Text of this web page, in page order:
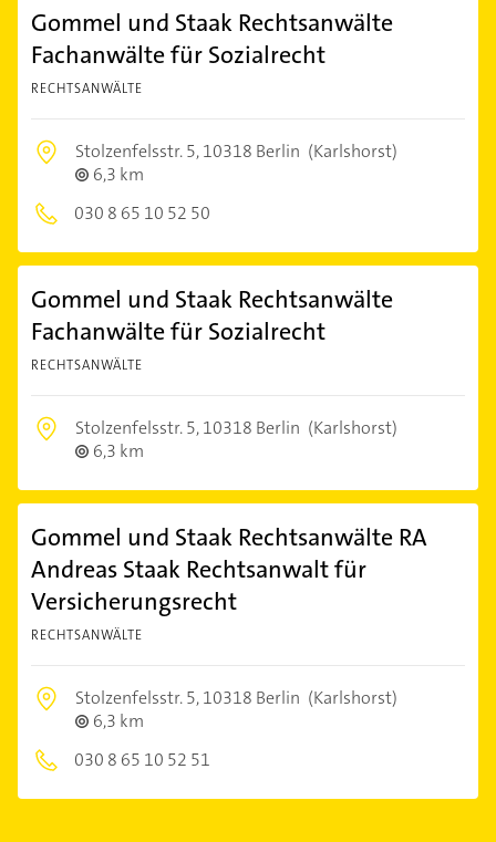
Gommel und Staak Rechtsanwälte
Fachanwälte für Sozialrecht
RECHTSANWÄLTE
Stolzenfelsstr. 5,10318 Berlin (Karlshorst)
6,3 km
030 8 65 10 52 50
Gommel und Staak Rechtsanwälte
Fachanwälte für Sozialrecht
RECHTSANWÄLTE
Stolzenfelsstr. 5,10318 Berlin (Karlshorst)
6,3 km
Gommel und Staak Rechtsanwälte RA
Andreas Staak Rechtsanwalt für
Versicherungsrecht
RECHTSANWÄLTE
Stolzenfelsstr. 5,10318 Berlin (Karlshorst)
6,3 km
030 8 65 10 52 51